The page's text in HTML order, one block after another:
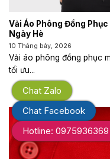
Vải Áo Phông Đồng
Ngày Hè
10 Tháng bảy, 2026
Vải áo phông đồng phục
tối ưu...
Chat Zalo
Chat Facebook
Hotline: 0975936369